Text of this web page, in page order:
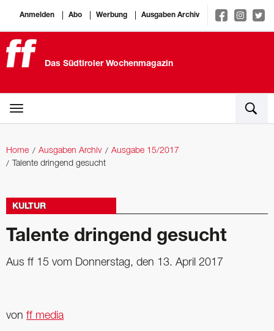
Anmelden Abo Werbung Ausgaben Archiv
Das Südtiroler Wochenmagazin
Home Ausgaben Archiv
Ausgabe 15/2017
Talente dringend gesucht
KULTUR
Talente dringend gesucht
Aus ff 15 vom Donnerstag, den 13. April 2017
von ff media